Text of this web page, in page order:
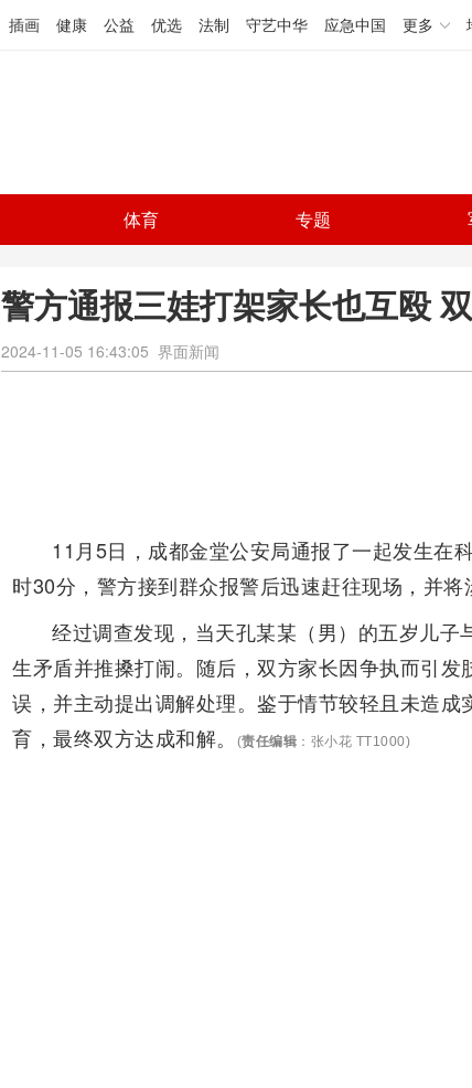
插画 健康 公益 优选 法制 守艺中华 应急中国 更多
体育 专题
警方通报三娃打架家长也互殴
2024-11-05 16:43:05 界面新闻
11月5日，成都金堂公安局通报了一起发生在
时30分，警方接到群众报警后迅速赶往现场，并将
经过调查发现，当天孔某某（男）的五岁儿
生矛盾并推搡打闹。随后，双方家长因争执而引
误，并主动提出调解处理。鉴于情节较轻且未造
育，最终双方达成和解。
(责任编辑 ：张小花 TT1000)